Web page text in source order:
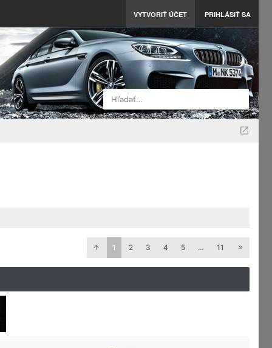
VYTVORIŤ ÚČET PRIHLÁSIŤ SA
Hľadať…
1 2 3 4 5 … 11